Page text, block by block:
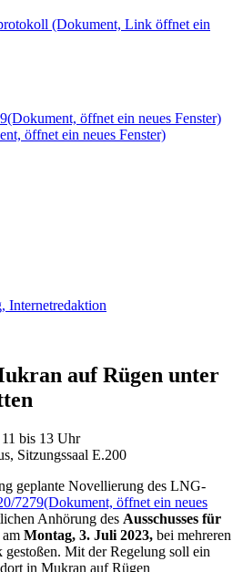
(Dokument, Link öffnet ein
(Dokument, öffnet ein neues Fenster)
öffnet ein neues Fenster)
Internetredaktion
auf Rügen unter
bis 13 Uhr
Sitzungssaal E.200
geplante Novellierung des LNG-
7279(Dokument, öffnet ein neues
Anhörung des Ausschusses für
am Montag, 3. Juli 2023, bei mehreren
Mit der Regelung soll ein
in Mukran auf Rügen